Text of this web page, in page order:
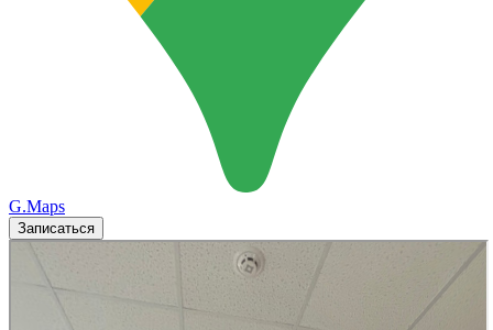
G.Maps
Записаться